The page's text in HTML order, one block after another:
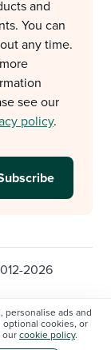
personalise ads and
optional cookies, or
our cookie policy.
and
You can
any time.
see our
policy.
2026